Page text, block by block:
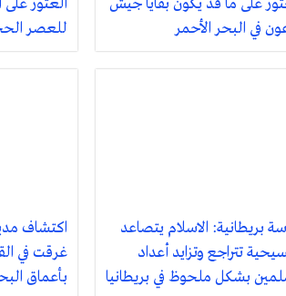
على ما قد يكون بقايا جيش
في البحر الأحمر
العثور
للعصر
بريطانية: الاسلام يتصاعد
تتراجع وتزايد أعداد
بشكل ملحوظ في بريطانيا
اكتشاف
غرقت في
بأعماق